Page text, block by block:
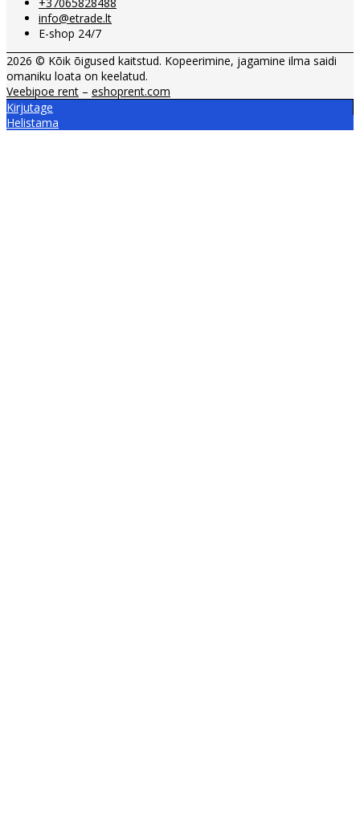
+37065828488
info@etrade.lt
E-shop 24/7
2026 © Kõik õigused kaitstud. Kopeerimine, jagamine ilma saidi
omaniku loata on keelatud.
Veebipoe rent – eshoprent.com
Kirjutage
Helistama